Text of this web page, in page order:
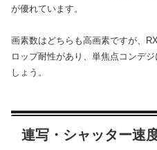
が優れています。
画素数はどちらも高画素ですが、
ロップ耐性があり、単焦点コンデ
しょう。
連写・シャッター速